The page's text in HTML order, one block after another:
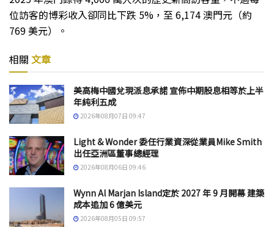
位訪客的博彩收入卻同比下跌 5%，至 6,174 澳門元（約
769 美元）。
相關 文章
美高梅中國兌現派息承諾 宣佈中期股息相等於上半
年純利五成
2026年08月07日 09:47
Light & Wonder 委任行業資深從業員Mike Smith
出任亞洲區董事總經理
2026年08月06日 09:46
Wynn Al Marjan Island定於 2027 年 9 月開幕 建築
成本追加 6 億美元
2026年08月05日 09:57